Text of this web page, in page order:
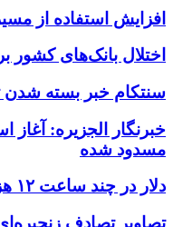
افزایش استفاده از
اختلال بانک‌های
سنتکام خبر بسته شدن
خبرنگار الجزیره: آغاز
مسدود شده
دلار در چند ساعت ۱۲ هزار تومان عقب‌نشینی کرد
تصاویر تصادف زنجیره‌ای ۱۲ خودرو در